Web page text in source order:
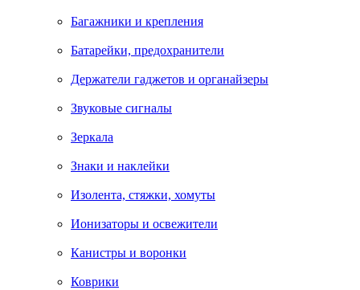
Багажники и крепления
Батарейки, предохранители
Держатели гаджетов и органайзеры
Звуковые сигналы
Зеркала
Знаки и наклейки
Изолента, стяжки, хомуты
Ионизаторы и освежители
Канистры и воронки
Коврики